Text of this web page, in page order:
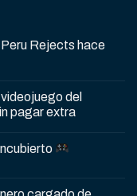
Rejects hace
del
pagar extra